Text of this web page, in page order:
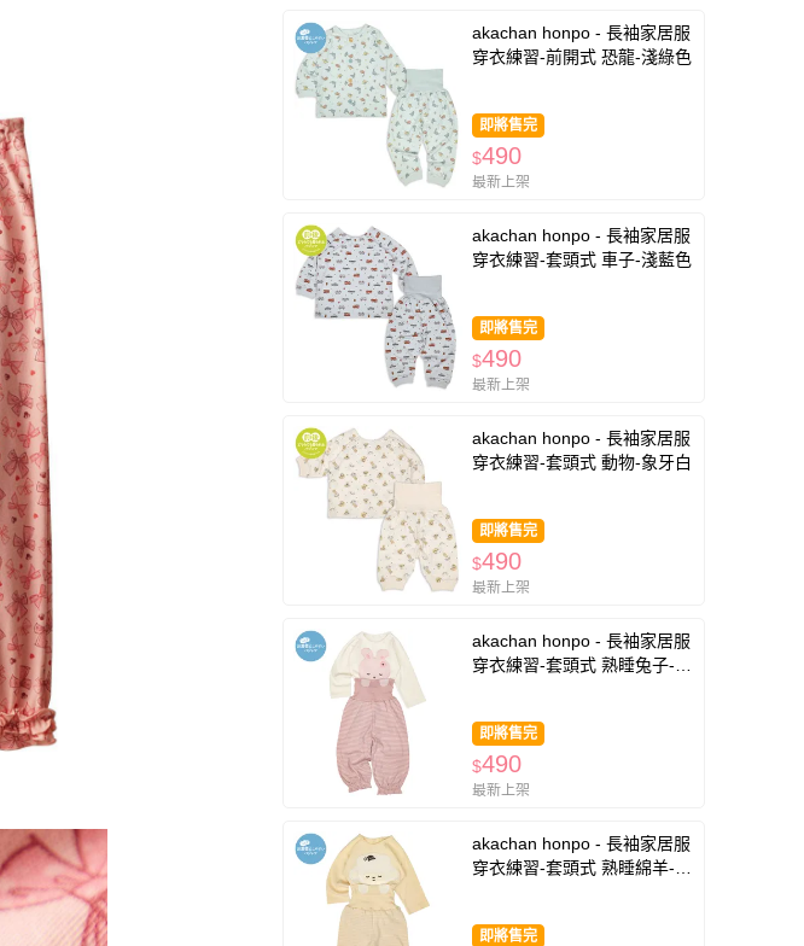
akachan honpo - 長袖家居服
穿衣練習-前開式 恐龍-淺綠色
即將售完
$490
最新上架
akachan honpo - 長袖家居服
穿衣練習-套頭式 車子-淺藍色
即將售完
$490
最新上架
akachan honpo - 長袖家居服
穿衣練習-套頭式 動物-象牙白
即將售完
$490
最新上架
akachan honpo - 長袖家居服
穿衣練習-套頭式 熟睡兔子-象
即將售完
$490
最新上架
akachan honpo - 長袖家居服
穿衣練習-套頭式 熟睡綿羊-黃
即將售完